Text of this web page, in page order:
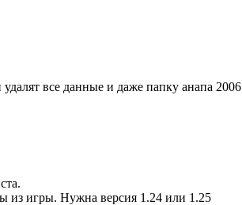
все данные и даже папку анапа 2006
из игры. Нужна версия 1.24 или 1.25